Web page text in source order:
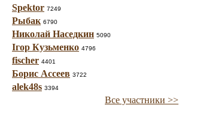
Spektor 7249
Рыбак 6790
Николай Наседкин 5090
Ігор Кузьменко 4796
fischer 4401
Борис Ассеев 3722
alek48s 3394
Все участники >>